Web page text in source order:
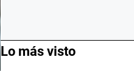
Lo más visto